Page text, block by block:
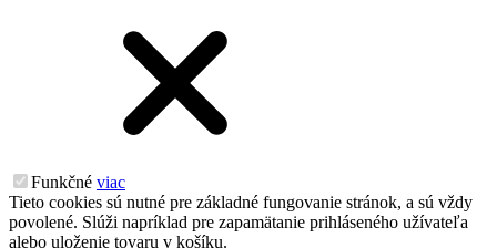
Funkčné viac
Tieto cookies sú nutné pre základné fungovanie stránok, a sú vždy
povolené. Slúži napríklad pre zapamätanie prihláseného užívateľa
alebo uloženie tovaru v košíku.